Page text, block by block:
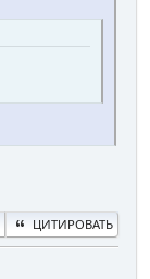
ЦИТИРОВАТЬ